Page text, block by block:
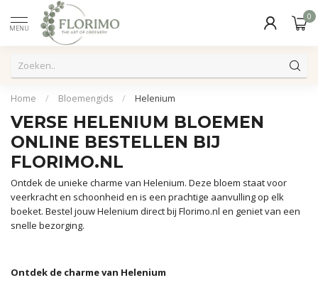
MENU
0
Home / Bloemengids / Helenium
VERSE HELENIUM BLOEMEN
ONLINE BESTELLEN BIJ
FLORIMO.NL
Ontdek de unieke charme van Helenium. Deze bloem staat voor
veerkracht en schoonheid en is een prachtige aanvulling op elk
boeket. Bestel jouw Helenium direct bij Florimo.nl en geniet van een
snelle bezorging.
Ontdek de charme van Helenium